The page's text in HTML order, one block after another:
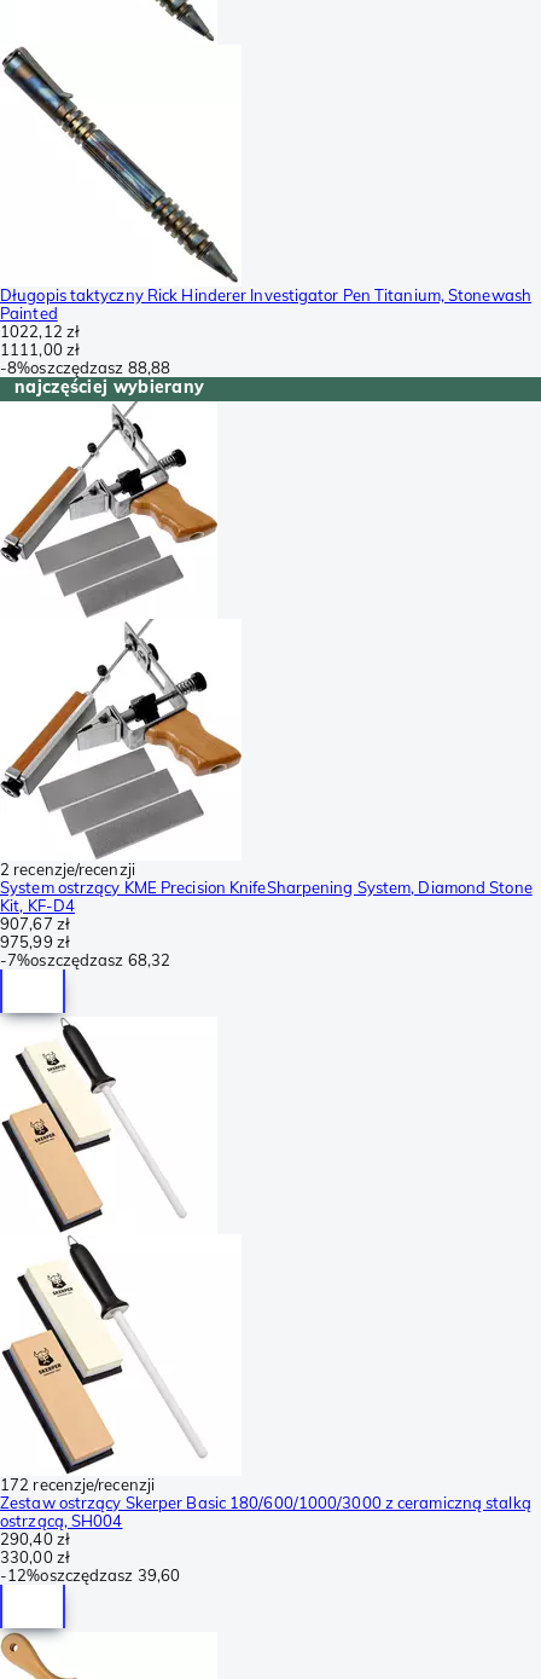
Długopis taktyczny Rick Hinderer Investigator Pen Titanium, Stonewash
Painted
1022,12 zł
1111,00 zł
-8%oszczędzasz 88,88
najczęściej wybierany
2 recenzje/recenzji
System ostrzący KME Precision KnifeSharpening System, Diamond Stone
Kit, KF-D4
907,67 zł
975,99 zł
-7%oszczędzasz 68,32
172 recenzje/recenzji
Zestaw ostrzący Skerper Basic 180/600/1000/3000 z ceramiczną stalką
ostrzącą, SH004
290,40 zł
330,00 zł
-12%oszczędzasz 39,60